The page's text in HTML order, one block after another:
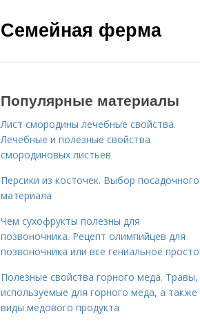
Семейная ферма
Популярные материалы
Лист смородины лечебные свойства.
Лечебные и полезные свойства
смородиновых листьев
Персики из косточек. Выбор посадочного
материала
Чем сухофрукты полезны для
позвоночника. Рецепт олимпийцев для
позвоночника или все гениальное просто!
Полезные свойства горного меда. Травы,
используемые для горного меда, а также
виды медового продукта